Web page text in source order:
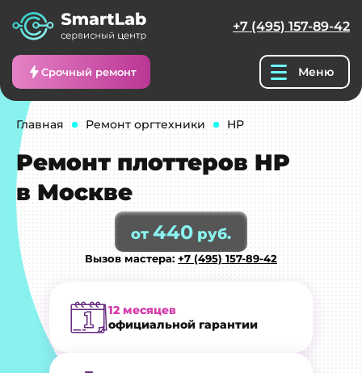
+7 (495) 157-89-42
Срочный ремонт Меню
Главная Ремонт оргтехники HP
Ремонт плоттеров HP
в Москве
от 440 руб.
Вызов мастера: +7 (495) 157-89-42
12 месяцев
официальной гарантии